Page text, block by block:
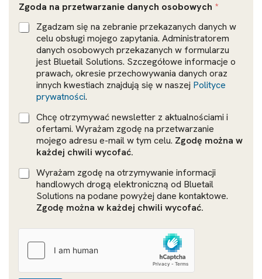
d
a
n
Zgoda na przetwarzanie danych osobowych *
Zgadzam się na zebranie przekazanych danych w
celu obsługi mojego zapytania. Administratorem
danych osobowych przekazanych w formularzu
jest Bluetail Solutions. Szczegółowe informacje o
prawach, okresie przechowywania danych oraz
innych kwestiach znajdują się w naszej Polityce
prywatności.
Chcę otrzymywać newsletter z aktualnościami i
ofertami. Wyrażam zgodę na przetwarzanie
mojego adresu e-mail w tym celu. Zgodę można w
każdej chwili wycofać.
Wyrażam zgodę na otrzymywanie informacji
handlowych drogą elektroniczną od Bluetail
Solutions na podane powyżej dane kontaktowe.
Zgodę można w każdej chwili wycofać.